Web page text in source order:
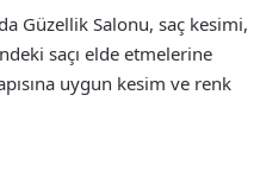
Güzellik Salonu, saç kesimi,
saçı elde etmelerine
uygun kesim ve renk